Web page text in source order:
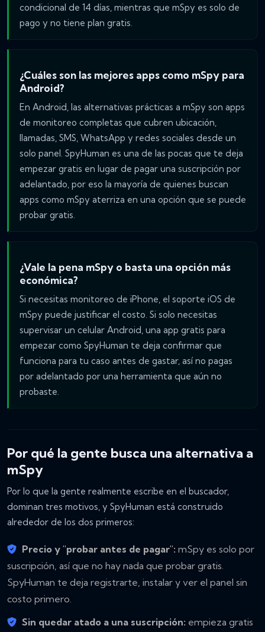
condicional de 14 días, mientras que mSpy es solo de
pago y no tiene plan gratis.
¿Cuáles son las mejores apps como mSpy para
Android?
En Android, las alternativas prácticas a mSpy son apps
de monitoreo completas que cubren ubicación,
llamadas, SMS, WhatsApp y redes sociales desde un
solo panel. SpyHuman es una de las pocas que te deja
empezar gratis en lugar de pagar una suscripción por
adelantado, por eso la mayoría de quienes buscan
apps como mSpy aterriza en una opción que se puede
probar gratis.
¿Vale la pena mSpy o basta una opción más
económica?
Si necesitas monitoreo de iPhone, el soporte iOS de
mSpy puede justificar el costo. Si solo necesitas
supervisar un celular Android, una app gratis para
empezar como SpyHuman te deja confirmar que
funciona para tu caso antes de gastar, así no pagas
por adelantado por una herramienta que aún no
probaste.
Por qué la gente busca una alternativa a
mSpy
Por lo que la gente realmente escribe en el buscador,
dominan tres motivos, y SpyHuman está construido
alrededor de los dos primeros:
Precio y "probar antes de pagar": mSpy es solo por
suscripción, así que no hay nada que probar gratis.
SpyHuman te deja registrarte, instalar y ver el panel sin
costo primero.
Sin quedar atado a una suscripción: empieza gratis